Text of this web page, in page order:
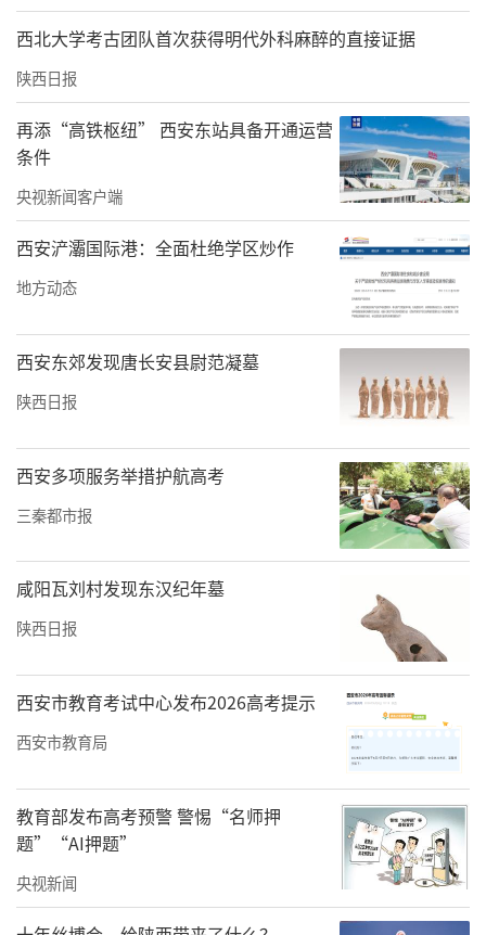
西北大学考古团队首次获得明代外科麻醉的直接证据
陕西日报
再添“高铁枢纽” 西安东站具备开通运营
条件
央视新闻客户端
西安浐灞国际港：全面杜绝学区炒作
地方动态
西安东郊发现唐长安县尉范凝墓
陕西日报
西安多项服务举措护航高考
三秦都市报
咸阳瓦刘村发现东汉纪年墓
陕西日报
西安市教育考试中心发布2026高考提示
西安市教育局
教育部发布高考预警 警惕“名师押
题”“AI押题”
央视新闻